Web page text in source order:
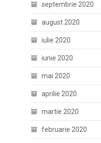
septembrie 2020
august 2020
iulie 2020
iunie 2020
mai 2020
aprilie 2020
martie 2020
februarie 2020